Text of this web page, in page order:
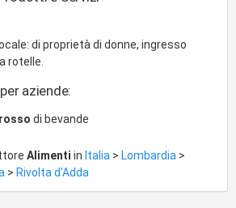
di proprietà di donne, ingresso
rotelle.
aziende:
di bevande
Alimenti in Italia > Lombardia >
> Rivolta d'Adda